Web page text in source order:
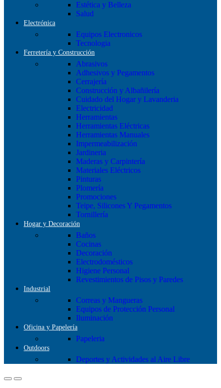
Estética y Belleza
Salud
Electrónica
Equipos Electronicos
Tecnologia
Ferretería y Construcción
Abrasivos
Adhesivos y Pegamentos
Cerrajería
Construcción y Albañilería
Cuidado del Hogar y Lavanderia
Electricidad
Herramientas
Herramientas Eléctricas
Herramientas Manuales
Impermeabilización
Jardineria
Maderas y Carpintería
Materiales Eléctricos
Pinturas
Plomería
Promociones
Teipe, Silicones Y Pegamentos
Tornillería
Hogar y Decoración
Baños
Cocinas
Decoración
Electrodomésticos
Higiene Personal
Revestimientos de Pisos y Paredes
Industrial
Correas y Mangueras
Equipos de Protección Personal
Iluminación
Oficina y Papelería
Papeleria
Outdoors
Deportes y Actividades al Aire Libre